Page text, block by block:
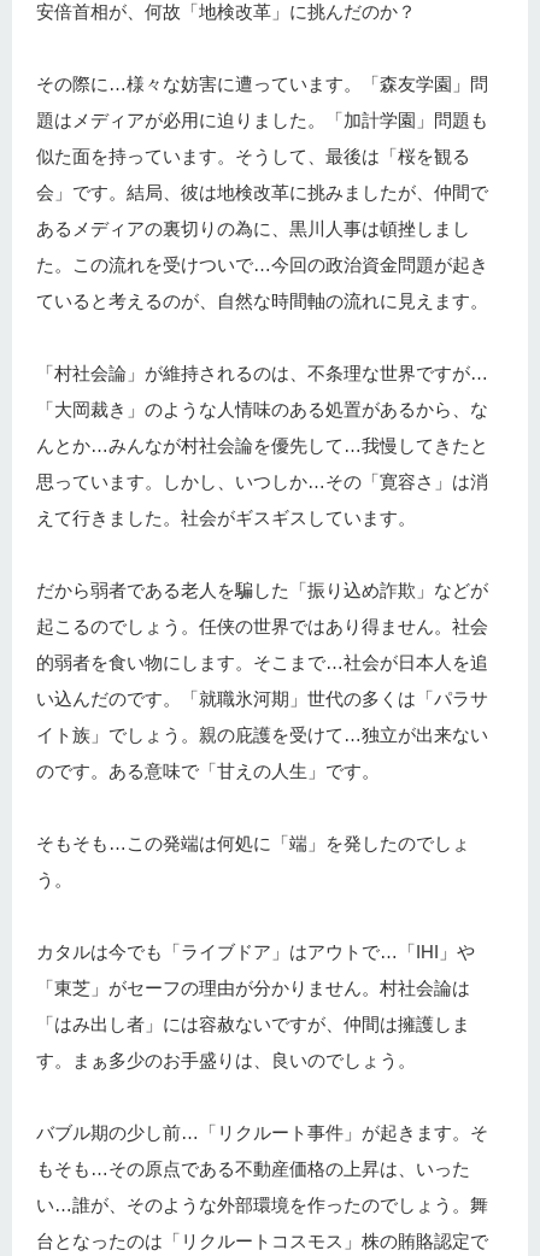
安倍首相が、何故「地検改革」に挑んだのか？
その際に…様々な妨害に遭っています。「森友学園」問
題はメディアが必用に迫りました。「加計学園」問題も
似た面を持っています。そうして、最後は「桜を観る
会」です。結局、彼は地検改革に挑みましたが、仲間で
あるメディアの裏切りの為に、黒川人事は頓挫しまし
た。この流れを受けついで…今回の政治資金問題が起き
ていると考えるのが、自然な時間軸の流れに見えます。
「村社会論」が維持されるのは、不条理な世界ですが…
「大岡裁き」のような人情味のある処置があるから、な
んとか…みんなが村社会論を優先して…我慢してきたと
思っています。しかし、いつしか…その「寛容さ」は消
えて行きました。社会がギスギスしています。
だから弱者である老人を騙した「振り込め詐欺」などが
起こるのでしょう。任侠の世界ではあり得ません。社会
的弱者を食い物にします。そこまで…社会が日本人を追
い込んだのです。「就職氷河期」世代の多くは「パラサ
イト族」でしょう。親の庇護を受けて…独立が出来ない
のです。ある意味で「甘えの人生」です。
そもそも…この発端は何処に「端」を発したのでしょ
う。
カタルは今でも「ライブドア」はアウトで…「IHI」や
「東芝」がセーフの理由が分かりません。村社会論は
「はみ出し者」には容赦ないですが、仲間は擁護しま
す。まぁ多少のお手盛りは、良いのでしょう。
バブル期の少し前…「リクルート事件」が起きます。そ
もそも…その原点である不動産価格の上昇は、いった
い…誰が、そのような外部環境を作ったのでしょう。舞
台となったのは「リクルートコスモス」株の賄賂認定で